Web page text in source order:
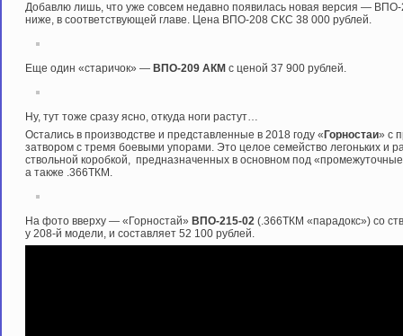
Добавлю лишь, что уже совсем недавно появилась новая версия —
ниже, в соответствующей главе. Цена ВПО-208 СКС 38 000 рублей.
Еще один «старичок» — ВПО-209 АКМ с ценой 37 900 рублей.
Ну, тут тоже сразу ясно, откуда ноги растут…
Остались в производстве и представленные в 2018 году « Горностаи» с
затвором с тремя боевыми упорами. Это целое семейство легоньких и
ствольной коробкой, предназначенных в основном под
а также .366ТКМ.
На фото вверху — «Горностай» ВПО-215-02 (.366ТКМ «парадокс») со
у 208-й модели, и составляет 52 100 рублей.